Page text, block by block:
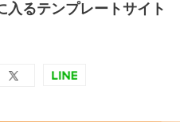
入るテンプレートサイト